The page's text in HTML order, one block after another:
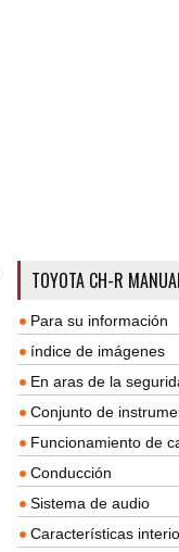
TOYOTA CH-R
Para su información
índice de imágenes
En aras de la
Conjunto de
Funcionamiento de
Conducción
Sistema de audio
Características